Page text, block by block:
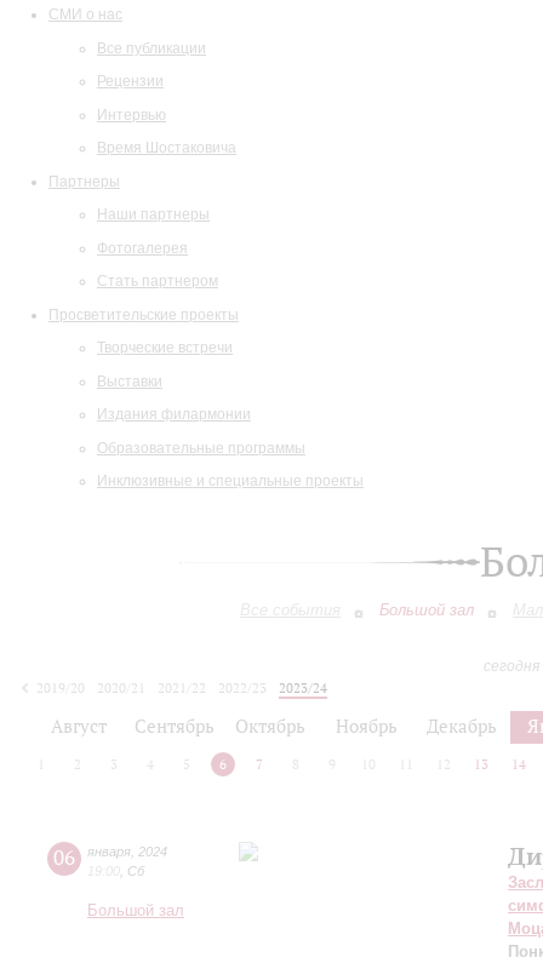
СМИ о нас
Все публикации
Рецензии
Интервью
Время Шостаковича
Партнеры
Наши партнеры
Фотогалерея
Стать партнером
Просветительские проекты
Творческие встречи
Выставки
Издания филармонии
Образовательные программы
Инклюзивные и специальные проекты
Все события Большой зал
2019/20
2020/21 2021/22 2022/23
2023/24
Август Сентябрь Октябрь Ноябрь Декабрь
2 3 4 5 6 7 8 9 10 12 13 14
06 января 2024
19:00 Сб
Большой зал